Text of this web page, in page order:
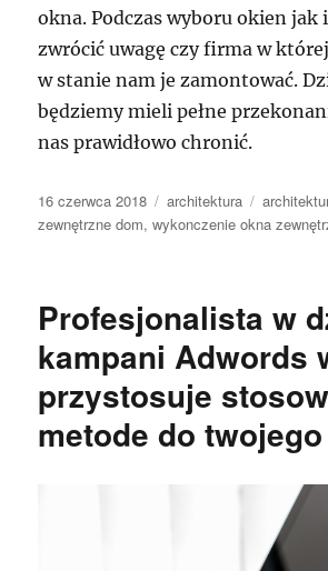
okna. Podczas wyboru okien jak
zwrócić uwagę czy firma w
w stanie nam je zamontować.
będziemy mieli pełne
nas prawidłowo chronić.
Data
publikacji
16 czerwca 2018 Kategorie
architektura Tagi
zewnętrzne dom,wykonczenie okna
Profesjonalista w
kampani Adwords
przystosuje
metode do